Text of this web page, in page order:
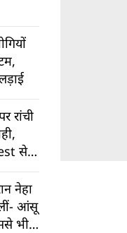
रांची
से
नेहा
आंसू
भी